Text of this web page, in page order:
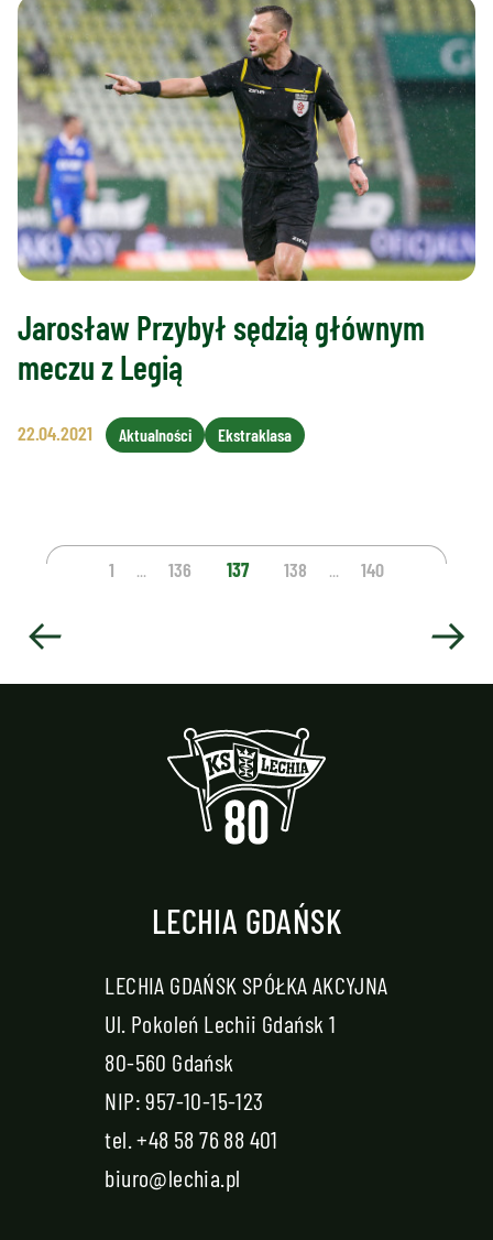
Jarosław Przybył sędzią głównym
meczu z Legią
22.04.2021 Aktualności Ekstraklasa
1 136 137 138 140
LECHIA GDAŃSK
LECHIA GDAŃSK SPÓŁKA AKCYJNA
Ul. Pokoleń Lechii Gdańsk 1
80-560 Gdańsk
NIP: 957-10-15-123
tel.+48 58 76 88 401
biuro@lechia.pl